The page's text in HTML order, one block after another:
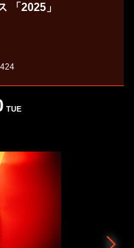
「2025」
TUE